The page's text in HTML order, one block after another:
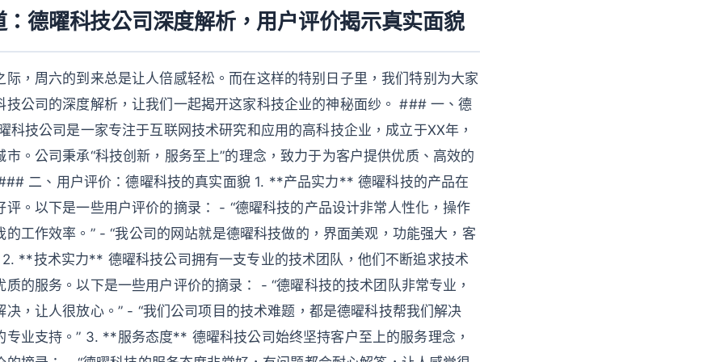
德曜科技公司深度解析，用户评价揭示真实面貌
际，周六的到来总是让人倍感轻松。而在这样的特别日子里，我们特别为大家
技公司的深度解析，让我们一起揭开这家科技企业的神秘面纱。 ### 一、德
科技公司是一家专注于互联网技术研究和应用的高科技企业，成立于XX年，
。公司秉承“科技创新，服务至上”的理念，致力于为客户提供优质、高效的
二、用户评价：德曜科技的真实面貌 1. **产品实力** 德曜科技的产品在
评。以下是一些用户评价的摘录： - “德曜科技的产品设计非常人性化，操作
的工作效率。” - “我公司的网站就是德曜科技做的，界面美观，功能强大，客
2. **技术实力** 德曜科技公司拥有一支专业的技术团队，他们不断追求技术
质的服务。以下是一些用户评价的摘录： - “德曜科技的技术团队非常专业，
决，让人很放心。” - “我们公司项目的技术难题，都是德曜科技帮我们解决
专业支持。” 3. **服务态度** 德曜科技公司始终坚持客户至上的服务理念，